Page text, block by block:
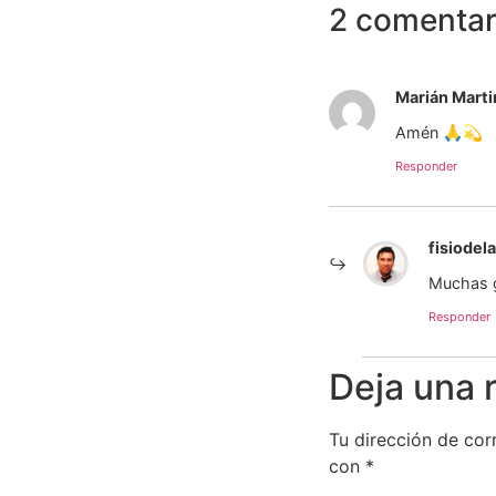
2
Marián
Amén 🙏💫
Responder
Muchas
Responder
Deja una
Tu dirección de
con *